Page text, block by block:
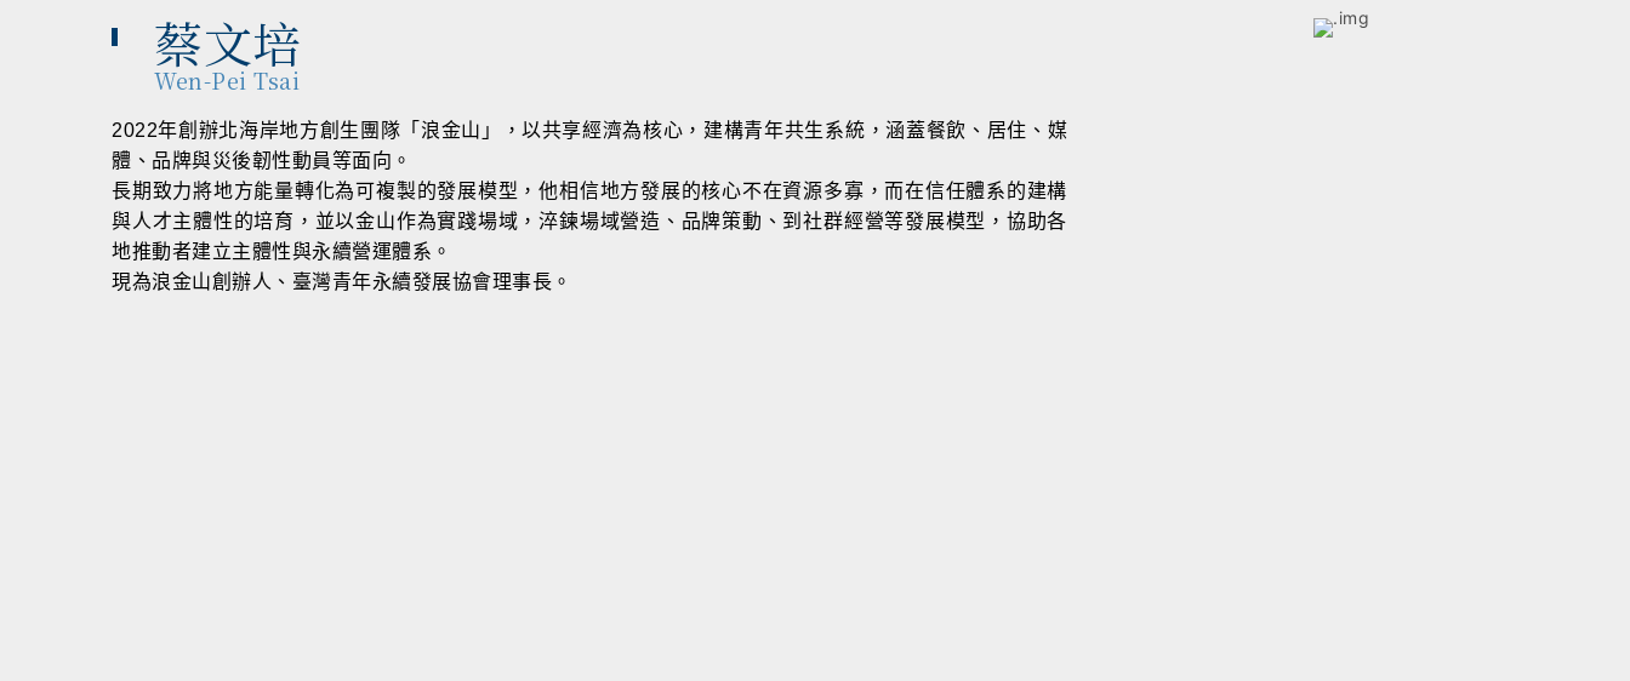
蔡文培
Wen-Pei Tsai
2022年創辦北海岸地方創生團隊「浪金山」，以共享經濟為核心，建構青年共生系統，涵蓋餐飲、居住、媒
體、品牌與災後韌性動員等面向。
長期致力將地方能量轉化為可複製的發展模型，他相信地方發展的核心不在資源多寡，而在信任體系的建構
與人才主體性的培育，並以金山作為實踐場域，淬鍊場域營造、品牌策動、到社群經營等發展模型，協助各
地推動者建立主體性與永續營運體系。
現為浪金山創辦人、臺灣青年永續發展協會理事長。